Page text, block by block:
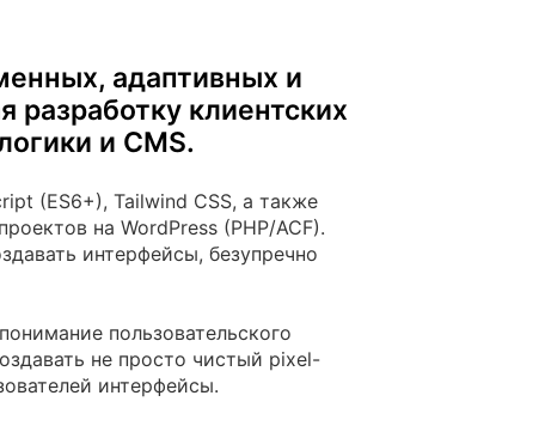
адаптивных и
разработку клиентских
и CMS.
(ES6+), Tailwind CSS, а также
на WordPress (PHP/ACF).
интерфейсы, безупречно
пользовательского
не просто чистый pixel-
интерфейсы.